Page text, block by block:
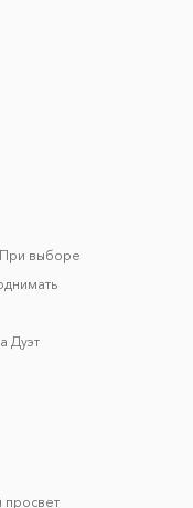
При выборе
Дуэт
просвет